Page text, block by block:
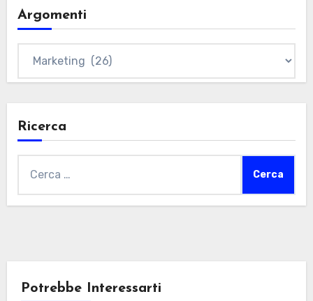
Argomenti
Ricerca
per:
Potrebbe Interessarti